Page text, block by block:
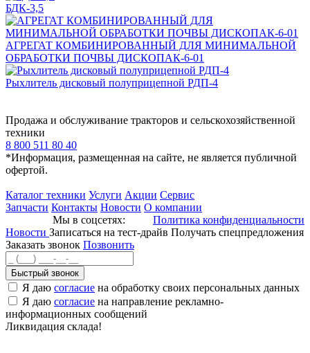
БДК-3,5
АГРЕГАТ КОМБИНИРОВАННЫЙ ДЛЯ МИНИМАЛЬНОЙ
ОБРАБОТКИ ПОЧВЫ ДИСКОПАК-6-01
Рыхлитель дисковый полуприцепной РДП-4
Продажа и обслуживание тракторов и сельскохозяйственной
техники
8 800 511 80 40
*Информация, размещенная на сайте, не является публичной
офертой.
Каталог техники Услуги Акции Сервис
Запчасти Контакты Новости О компании
Мы в соцсетях:
Политика конфиденциальности
Новости Записаться на тест-драйв Получать спецпредложения
Заказать звонок Позвонить
Быстрый звонок
Я даю согласие на обработку своих персональных данных
Я даю согласие на направление рекламно-
информационных сообщений
Ликвидация склада!